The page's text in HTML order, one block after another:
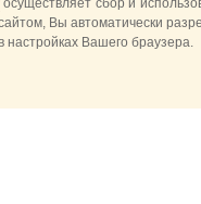
осуществляет сбор и
Вы автоматически
Вашего браузера.